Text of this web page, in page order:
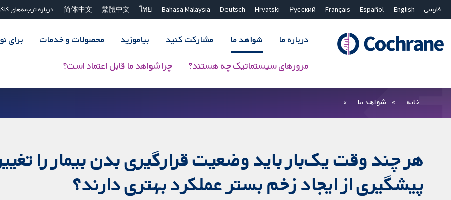
فارسی English
Español
Français
Русский
Hrvatski
Deutsch
Bahasa Malaysia
ไทย
繁體中文
简体中文 درباره ترجمه‌های
درباره ما شواهد ما
مرورهای سیستماتیک چه هستند؟ چرا شواهد ما قابل اعتماد است؟
مشارکت کنید بیاموزید محصولات و خدمات برای
بستن جستجو ✖
خانه شواهد ما
هر چند وقت یک‌بار باید وضعیت قرارگیری بدن بیمار را
پیشگیری از ایجاد زخم بستر عملکرد بهتری دارند؟